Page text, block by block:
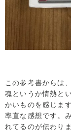
この参考書からは
魂というか情熱と
かいものを感じま
率直な感想です。
れてるのが伝わり